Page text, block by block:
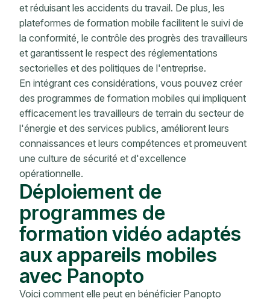
et réduisant les accidents du travail. De plus, les
plateformes de formation mobile facilitent le suivi de
la conformité, le contrôle des progrès des travailleurs
et garantissent le respect des réglementations
sectorielles et des politiques de l'entreprise.
En intégrant ces considérations, vous pouvez créer
des programmes de formation mobiles qui impliquent
efficacement les travailleurs de terrain du secteur de
l'énergie et des services publics, améliorent leurs
connaissances et leurs compétences et promeuvent
une culture de sécurité et d'excellence
opérationnelle.
Déploiement de
programmes de
formation vidéo adaptés
aux appareils mobiles
avec Panopto
Voici comment elle peut en bénéficier Panopto